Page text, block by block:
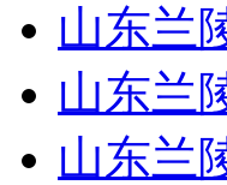
山东兰
山东兰
山东兰